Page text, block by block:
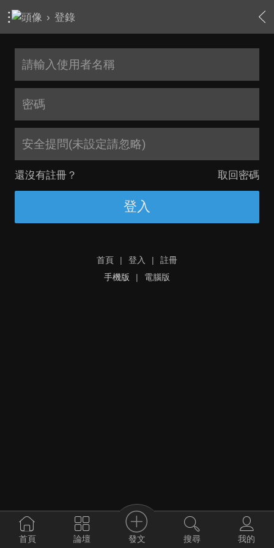
› 登錄
安全提問(未設定請忽略)
還沒有註冊？ 取回密碼
登入
首頁 | 登入 |
註冊
手機版
| 電腦版
首頁 論壇 發文 搜尋 我的